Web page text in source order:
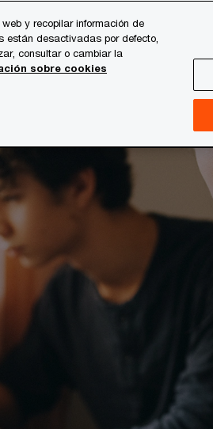
clave Quiénes somos
y recopilar información de
están desactivadas por defecto,
consultar o cambiar la
sobre cookies